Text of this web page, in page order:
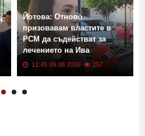
Йотова: Отново
призовавам властите в
РСМ да съдействат за
лечението на Ива
Михайлова
11:45 09.08.2026 257